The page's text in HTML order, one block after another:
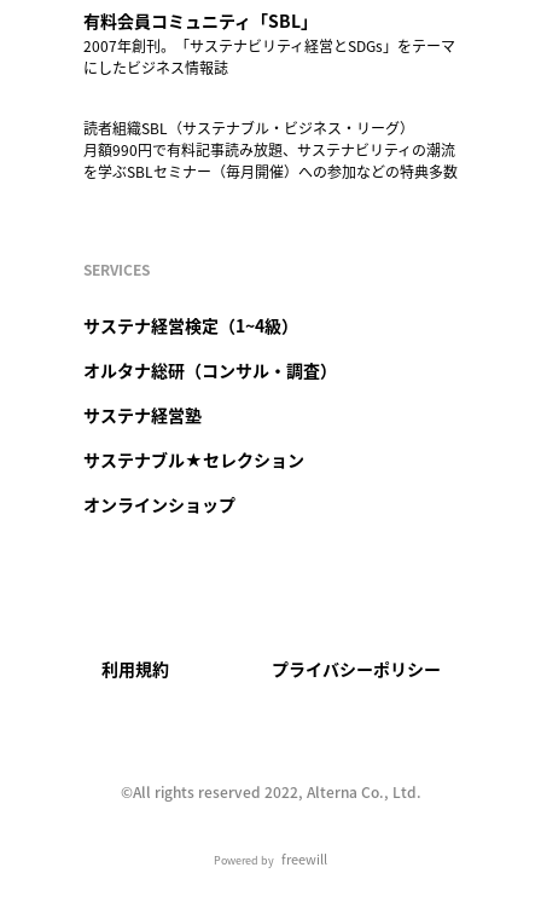
有料会員コミュニティ「SBL」
2007年創刊。「サステナビリティ経営とSDGs」をテーマ
にしたビジネス情報誌
読者組織SBL（サステナブル・ビジネス・リーグ）
月額990円で有料記事読み放題、サステナビリティの潮流
を学ぶSBLセミナー（毎月開催）への参加などの特典多数
SERVICES
サステナ経営検定（1~4級）
オルタナ総研（コンサル・調査）
サステナ経営塾
サステナブル★セレクション
オンラインショップ
利用規約 プライバシーポリシー
©︎All rights reserved 2022, Alterna Co., Ltd.
Powered by freewill